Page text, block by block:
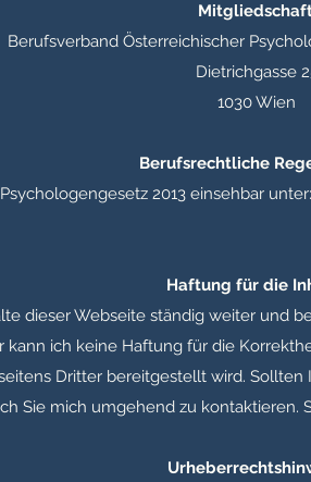
Berufsverband Österreichischer
Dietrichgasse
1030 Wien
Berufsrechtliche
Psychologengesetz 2013 einsehbar unter:
Haftung für die
dieser Webseite ständig weiter und
kann ich keine Haftung für die
Dritter bereitgestellt wird.
Sie mich umgehend zu kontaktieren.